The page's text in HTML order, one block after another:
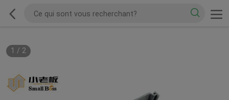
1 / 2